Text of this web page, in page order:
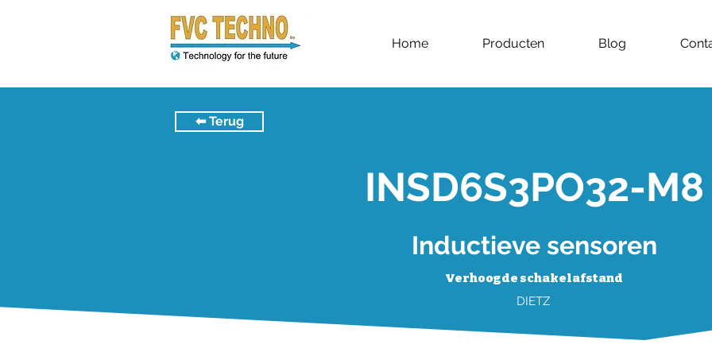
Home Producten Blog
⬅︎ Terug
Inductieve sensoren
Verhoogde schakelafstand
DIETZ
INSD6S3PO32-M8